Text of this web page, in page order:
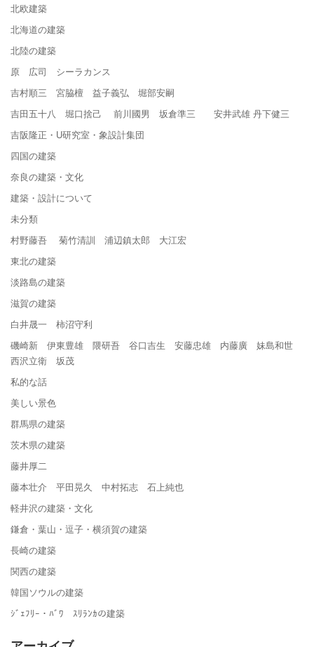
北欧建築
北海道の建築
北陸の建築
原 広司 シーラカンス
吉村順三 宮脇檀 益子義弘 堀部安嗣
吉田五十八 堀口捨己 前川國男 坂倉準三 安井武雄 丹下健三
吉阪隆正・U研究室・象設計集団
四国の建築
奈良の建築・文化
建築・設計について
未分類
村野藤吾 菊竹清訓 浦辺鎮太郎 大江宏
東北の建築
淡路島の建築
滋賀の建築
白井晟一 柿沼守利
磯崎新 伊東豊雄 隈研吾 谷口吉生 安藤忠雄 内藤廣 妹島和世
西沢立衛 坂茂
私的な話
美しい景色
群馬県の建築
茨木県の建築
藤井厚二
藤本壮介 平田晃久 中村拓志 石上純也
軽井沢の建築・文化
鎌倉・葉山・逗子・横須賀の建築
長崎の建築
関西の建築
韓国ソウルの建築
ｼﾞｪﾌﾘｰ・ﾊﾞﾜ ｽﾘﾗﾝｶの建築